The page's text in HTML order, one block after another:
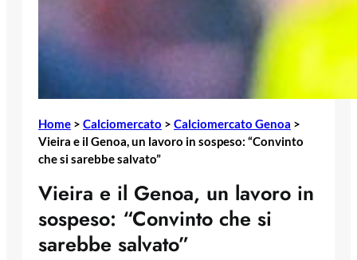
Home > Calciomercato > Calciomercato Genoa >
Vieira e il Genoa, un lavoro in sospeso: “Convinto
che si sarebbe salvato”
Vieira e il Genoa, un lavoro in
sospeso: “Convinto che si
sarebbe salvato”